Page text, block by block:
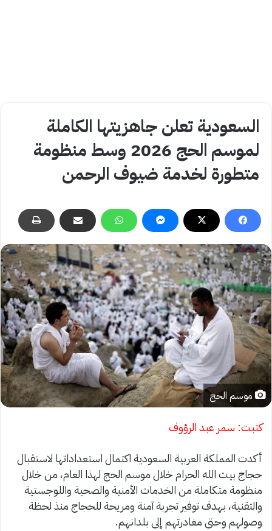
السعودية تعلن جاهزيتها الكاملة
لموسم الحج 2026 وسط منظومة
متطورة لخدمة ضيوف الرحمن
موسم الحج
كتبت: سمر عبد الرؤوف
أكدت المملكة العربية السعودية اكتمال استعداداتها لاستقبال
حجاج بيت الله الحرام خلال موسم الحج لهذا العام، من خلال
منظومة متكاملة من الخدمات الأمنية والصحية واللوجستية
والتقنية، بهدف توفير تجربة آمنة ومريحة للحجاج منذ لحظة
وصولهم وحتى مغادرتهم إلى بلدانهم.